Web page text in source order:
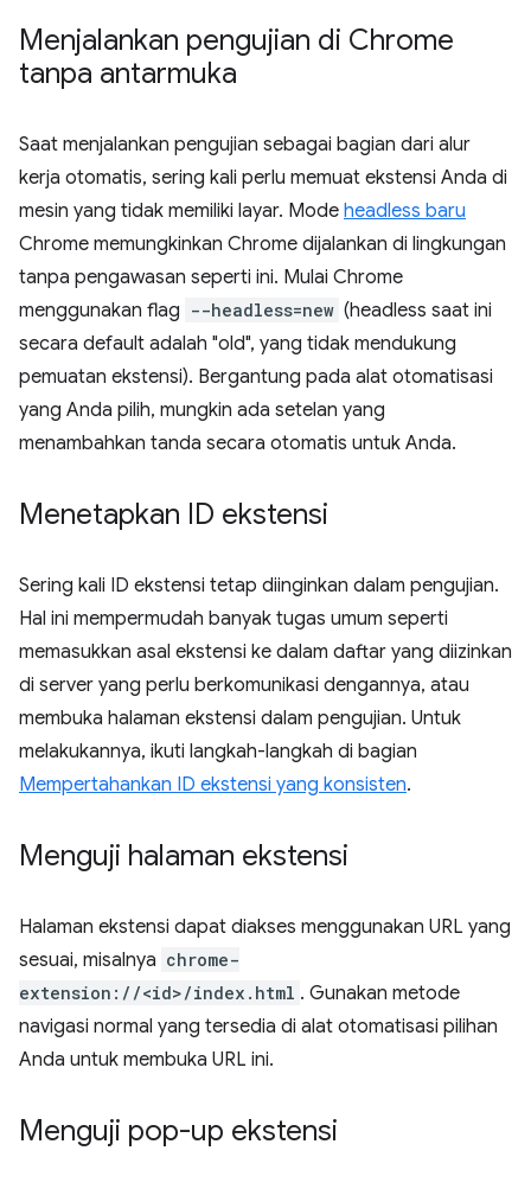
Menjalankan pengujian di Chrome
tanpa antarmuka
Saat menjalankan pengujian sebagai bagian dari alur
kerja otomatis, sering kali perlu memuat ekstensi Anda di
mesin yang tidak memiliki layar. Mode headless baru
Chrome memungkinkan Chrome dijalankan di lingkungan
tanpa pengawasan seperti ini. Mulai Chrome
menggunakan flag --headless=new (headless saat ini
secara default adalah "old", yang tidak mendukung
pemuatan ekstensi). Bergantung pada alat otomatisasi
yang Anda pilih, mungkin ada setelan yang
menambahkan tanda secara otomatis untuk Anda.
Menetapkan ID ekstensi
Sering kali ID ekstensi tetap diinginkan dalam pengujian.
Hal ini mempermudah banyak tugas umum seperti
memasukkan asal ekstensi ke dalam daftar yang diizinkan
di server yang perlu berkomunikasi dengannya, atau
membuka halaman ekstensi dalam pengujian. Untuk
melakukannya, ikuti langkah-langkah di bagian
Mempertahankan ID ekstensi yang konsisten.
Menguji halaman ekstensi
Halaman ekstensi dapat diakses menggunakan URL yang
sesuai, misalnya chrome-
extension://<id>/index.html . Gunakan metode
navigasi normal yang tersedia di alat otomatisasi pilihan
Anda untuk membuka URL ini.
Menguji pop-up ekstensi